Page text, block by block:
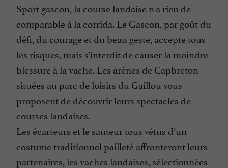
Sport gascon, la course landaise n'a rien de
comparable à la corrida. Le Gascon, par goût du
défi, du courage et du beau geste, accepte tous
les risques, mais s'interdit de causer la moindre
blessure à la vache. Les arènes de Capbreton
situées au parc de loisirs du Gaillou vous
proposent de découvrir leurs spectacles de
courses landaises.
Les écarteurs et le sauteur tous vêtus d’un
costume traditionnel pailleté affronteront leurs
partenaires, les vaches landaises, sélectionnées